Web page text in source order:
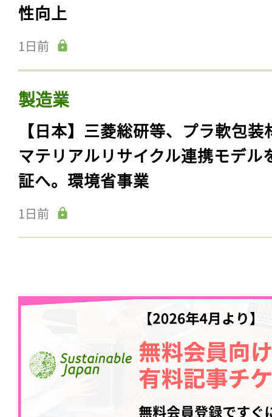
性向上
1日前
製造業
【日本】三菱総研等、プラ軟包装
マテリアルリサイクル連携モデル
証へ。環境省事業
1日前